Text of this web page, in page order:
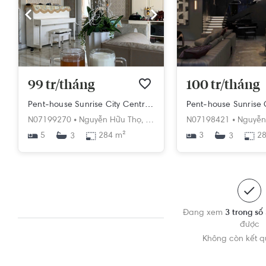
99 tr/tháng
Pent-house Sunrise City Central Quận 7 diện tích 284 m²
N07199270 • Nguyễn Hữu Thọ, Tân Hưng, Quận 7, Hồ Chí Minh
5
3 284 m²
100 tr/tháng
N07198421 •
3
3
Đang xem 3 trong số
được
Không còn kết